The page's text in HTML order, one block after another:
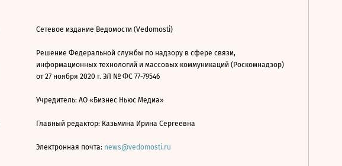
Сетевое издание Ведомости (Vedomosti)
Решение Федеральной службы по надзору в сфере связи,
информационных технологий и массовых коммуникаций (Роскомнадзор)
от 27 ноября 2020 г. ЭЛ № ФС 77-79546
Учредитель: АО «Бизнес Ньюс Медиа»
Главный редактор: Казьмина Ирина Сергеевна
Электронная почта: news@vedomosti.ru